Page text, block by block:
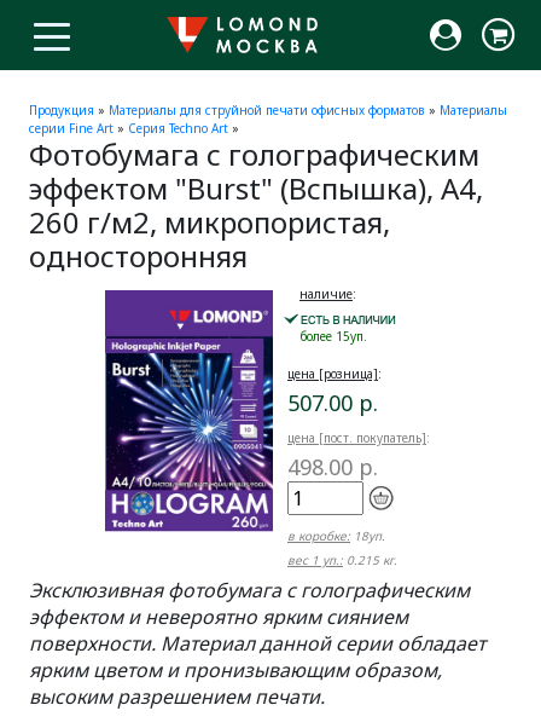
Продукция » Материалы для струйной печати офисных форматов » Материалы
серии Fine Art » Серия Techno Art »
Фотобумага с голографическим
эффектом "Burst" (Вспышка), А4,
260 г/м2, микропористая,
односторонняя
наличие:
более 15уп.
цена [розница]:
507.00 р.
цена [пост. покупатель]:
498.00 р.
в коробке: 18уп.
вес 1 уп.: 0.215 кг.
Эксклюзивная фотобумага с голографическим
эффектом и невероятно ярким сиянием
поверхности. Материал данной серии обладает
ярким цветом и пронизывающим образом,
высоким разрешением печати.